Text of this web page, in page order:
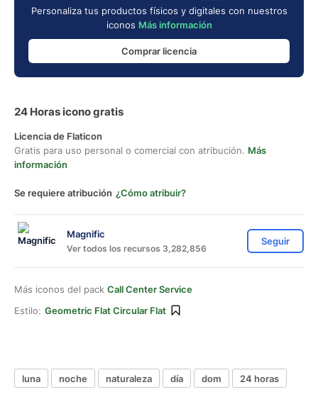
Personaliza tus productos físicos y digitales con nuestros
iconos Más información
Comprar licencia
24 Horas icono gratis
Licencia de Flaticon
Gratis para uso personal o comercial con atribución. Más
información
Se requiere atribución ¿Cómo atribuir?
Magnific
Ver todos los recursos 3,282,856
Seguir
Más iconos del pack Call Center Service
Estilo: Geometric Flat Circular Flat
luna noche naturaleza día dom 24 horas